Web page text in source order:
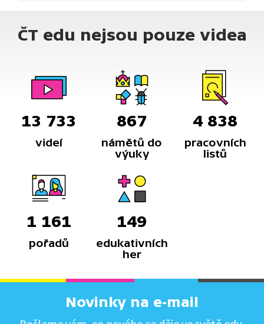
pracovat, i jakým způsobem s nimi bylo
zacházeno. Obsahuje dobové záběry a výpovědi
ČT edu nejsou pouze videa
13 733
videí
867
námětů do
výuky
4 838
pracovních
listů
1 161
pořadů
149
edukativních
her
Novinky na e-mail